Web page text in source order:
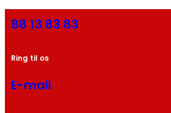
88 13 83 83
Ring til os
E-mail